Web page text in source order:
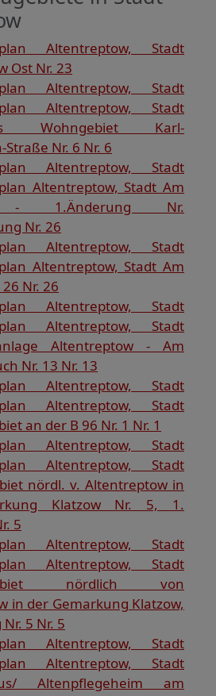
Altentreptow, Stadt
Ost Nr. 23
Altentreptow, Stadt
Altentreptow, Stadt
Wohngebiet Karl-
Nr. 6 Nr. 6
Altentreptow, Stadt
Altentreptow, Stadt Am
- 1.Änderung Nr.
Nr. 26
Altentreptow, Stadt
Altentreptow, Stadt Am
Nr. 26
Altentreptow, Stadt
Altentreptow, Stadt
Altentreptow - Am
Nr. 13 Nr. 13
Altentreptow, Stadt
Altentreptow, Stadt
an der B 96 Nr. 1 Nr. 1
Altentreptow, Stadt
Altentreptow, Stadt
nördl. v. Altentreptow in
Klatzow Nr. 5, 1.
5
Altentreptow, Stadt
Altentreptow, Stadt
nördlich von
in der Gemarkung Klatzow,
5 Nr. 5
Altentreptow, Stadt
Altentreptow, Stadt
Altenpflegeheim am